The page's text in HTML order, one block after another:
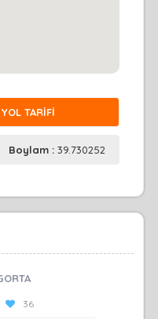
TARİFİ
Boylam : 39.730252
36